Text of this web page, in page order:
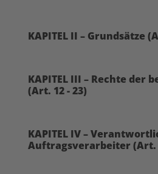
KAPITEL II – Grundsätze
KAPITEL III – Rechte der
(Art. 12 - 23)
KAPITEL IV –
Auftragsverarbeiter (Art.